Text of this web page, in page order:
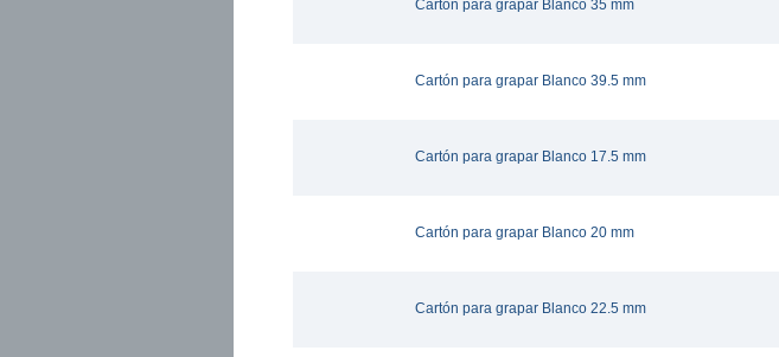
Cartón para grapar Blanco 35 mm
Cartón para grapar Blanco 39.5 mm
Cartón para grapar Blanco 17.5 mm
Cartón para grapar Blanco 20 mm
Cartón para grapar Blanco 22.5 mm